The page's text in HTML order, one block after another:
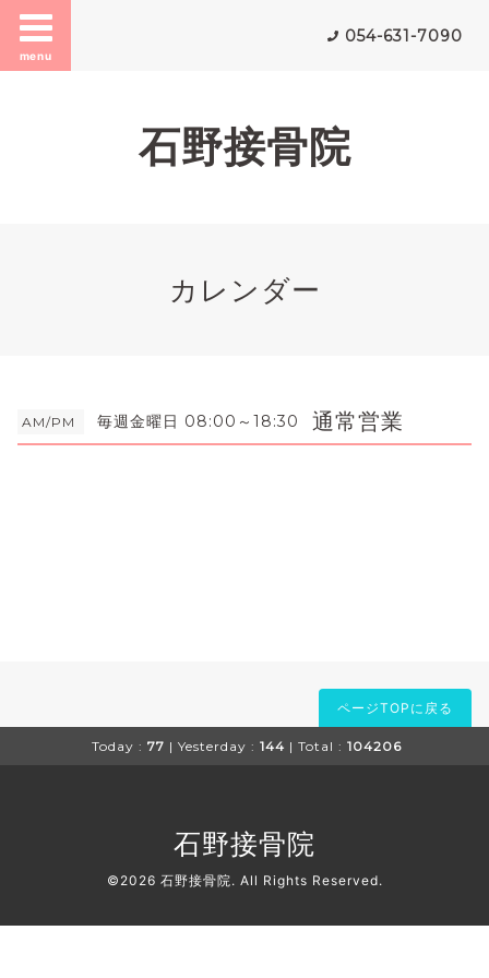
menu
054-631-7090
石野接骨院
カレンダー
AM/PM 毎週金曜日 08:00～18:30 通常営業
ページTOPに戻る
Today : 77 | Yesterday : 144 | Total : 104206
石野接骨院
©2026 石野接骨院. All Rights Reserved.